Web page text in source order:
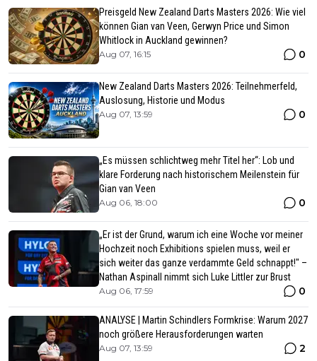
Preisgeld New Zealand Darts Masters 2026: Wie viel
können Gian van Veen, Gerwyn Price und Simon
Whitlock in Auckland gewinnen?
Aug 07, 16:15 0
New Zealand Darts Masters 2026: Teilnehmerfeld,
Auslosung, Historie und Modus
Aug 07, 13:59 0
„Es müssen schlichtweg mehr Titel her“: Lob und
klare Forderung nach historischem Meilenstein für
Gian van Veen
Aug 06, 18:00 0
„Er ist der Grund, warum ich eine Woche vor meiner
Hochzeit noch Exhibitions spielen muss, weil er
sich weiter das ganze verdammte Geld schnappt!" –
Nathan Aspinall nimmt sich Luke Littler zur Brust
Aug 06, 17:59 0
ANALYSE | Martin Schindlers Formkrise: Warum 2027
noch größere Herausforderungen warten
Aug 07, 13:59 2